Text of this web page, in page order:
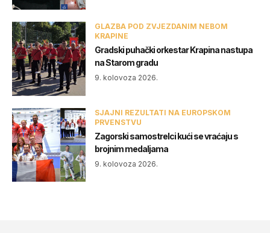
GLAZBA POD ZVJEZDANIM NEBOM
KRAPINE
Gradski puhački orkestar Krapina nastupa
na Starom gradu
9. kolovoza 2026.
SJAJNI REZULTATI NA EUROPSKOM
PRVENSTVU
Zagorski samostrelci kući se vraćaju s
brojnim medaljama
9. kolovoza 2026.